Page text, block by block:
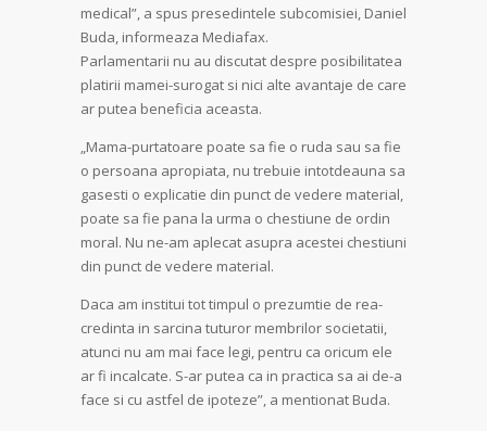
medical”, a spus presedintele subcomisiei, Daniel
Buda, informeaza Mediafax.
Parlamentarii nu au discutat despre posibilitatea
platirii mamei-surogat si nici alte avantaje de care
ar putea beneficia aceasta.
„Mama-purtatoare poate sa fie o ruda sau sa fie
o persoana apropiata, nu trebuie intotdeauna sa
gasesti o explicatie din punct de vedere material,
poate sa fie pana la urma o chestiune de ordin
moral. Nu ne-am aplecat asupra acestei chestiuni
din punct de vedere material.
Daca am institui tot timpul o prezumtie de rea-
credinta in sarcina tuturor membrilor societatii,
atunci nu am mai face legi, pentru ca oricum ele
ar fi incalcate. S-ar putea ca in practica sa ai de-a
face si cu astfel de ipoteze”, a mentionat Buda.